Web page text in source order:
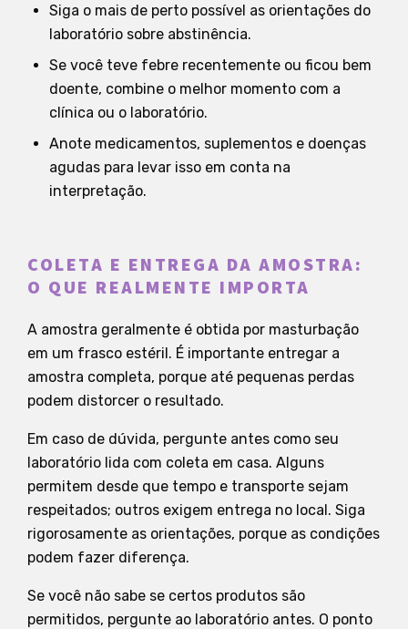
Siga o mais de perto possível as orientações do
laboratório sobre abstinência.
Se você teve febre recentemente ou ficou bem
doente, combine o melhor momento com a
clínica ou o laboratório.
Anote medicamentos, suplementos e doenças
agudas para levar isso em conta na
interpretação.
COLETA E ENTREGA DA AMOSTRA:
O QUE REALMENTE IMPORTA
A amostra geralmente é obtida por masturbação
em um frasco estéril. É importante entregar a
amostra completa, porque até pequenas perdas
podem distorcer o resultado.
Em caso de dúvida, pergunte antes como seu
laboratório lida com coleta em casa. Alguns
permitem desde que tempo e transporte sejam
respeitados; outros exigem entrega no local. Siga
rigorosamente as orientações, porque as condições
podem fazer diferença.
Se você não sabe se certos produtos são
permitidos, pergunte ao laboratório antes. O ponto